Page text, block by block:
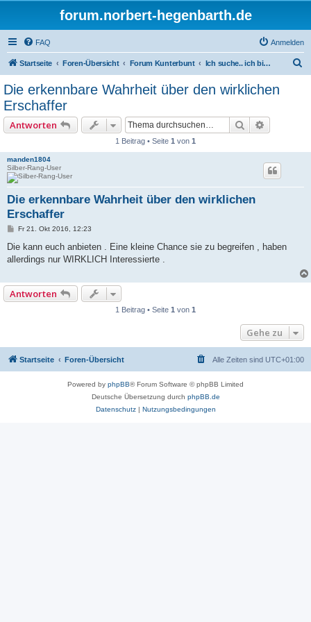
forum.norbert-hegenbarth.de
FAQ Anmelden
Startseite Foren-Übersicht Forum Kunterbunt Ich suche.. ich biete an
Die erkennbare Wahrheit über den wirklichen
Erschaffer
Antworten Suche
1 Beitrag • Seite 1 von 1
manden1804
Silber-Rang-User
Die erkennbare Wahrheit über den wirklichen
Erschaffer
B
i
r
Fr 21. Okt 2016, 12:23
Die kann euch anbieten . Eine kleine Chance sie zu begreifen , haben
allerdings nur WIRKLICH Interessierte .
Antworten
1 Beitrag • Seite 1 von 1
Gehe zu
Startseite Foren-Übersicht Alle Zeiten sind UTC+01:00
Powered by phpBB® Forum Software © phpBB Limited
Deutsche Übersetzung durch phpBB.de
Datenschutz| Nutzungsbedingungen